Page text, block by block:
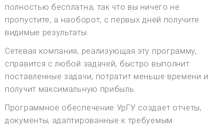
полностью бесплатна, так что вы ничего не
пропустите, а наоборот, с первых дней получите
видимые результаты.
Сетевая компания, реализующая эту программу,
справится с любой задачей, быстро выполнит
поставленные задачи, потратит меньше времени и
получит максимальную прибыль.
Программное обеспечение УрГУ создает отчеты,
документы, адаптированные к требуемым